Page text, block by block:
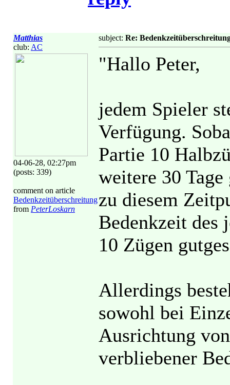
Matthias
club: AC
04-06-28, 02:27pm
(posts: 339)
comment on article
Bedenkzeitüberschreitung
from PeterLoskarn
subject: Re:
"Hallo Peter,
jedem Spieler
Verfügung.
Partie 10
weitere 30
zu diesem
Bedenkzeit des
10 Zügen
Allerdings
sowohl bei
Ausrichtung
verbliebener